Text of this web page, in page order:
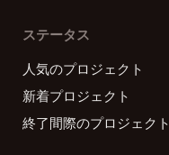
ステータス
人気のプロジェクト
新着プロジェクト
終了間際のプロジェクト